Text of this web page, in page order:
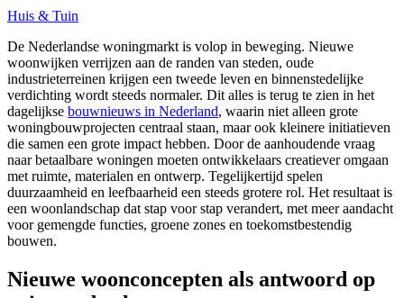
Huis & Tuin
De Nederlandse woningmarkt is volop in beweging. Nieuwe
woonwijken verrijzen aan de randen van steden, oude
industrieterreinen krijgen een tweede leven en binnenstedelijke
verdichting wordt steeds normaler. Dit alles is terug te zien in het
dagelijkse bouwnieuws in Nederland, waarin niet alleen grote
woningbouwprojecten centraal staan, maar ook kleinere initiatieven
die samen een grote impact hebben. Door de aanhoudende vraag
naar betaalbare woningen moeten ontwikkelaars creatiever omgaan
met ruimte, materialen en ontwerp. Tegelijkertijd spelen
duurzaamheid en leefbaarheid een steeds grotere rol. Het resultaat is
een woonlandschap dat stap voor stap verandert, met meer aandacht
voor gemengde functies, groene zones en toekomstbestendig
bouwen.
Nieuwe woonconcepten als antwoord op